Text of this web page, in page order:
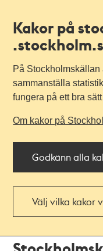
Kakor på
På Stockholmskällan
sammanställa
fungera på ett bra
Om kakor på
Godkänn alla
Välj vilka kakor